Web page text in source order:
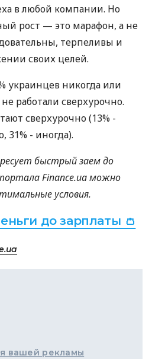
в любой компании. Но
рост — это марафон, а не
терпеливы и
своих целей.
украинцев никогда или
работали сверхурочно.
сверхурочно (13% -
31% - иногда).
быстрый заем до
Finance.ua можно
условия.
до зарплаты 👛
вашей рекламы